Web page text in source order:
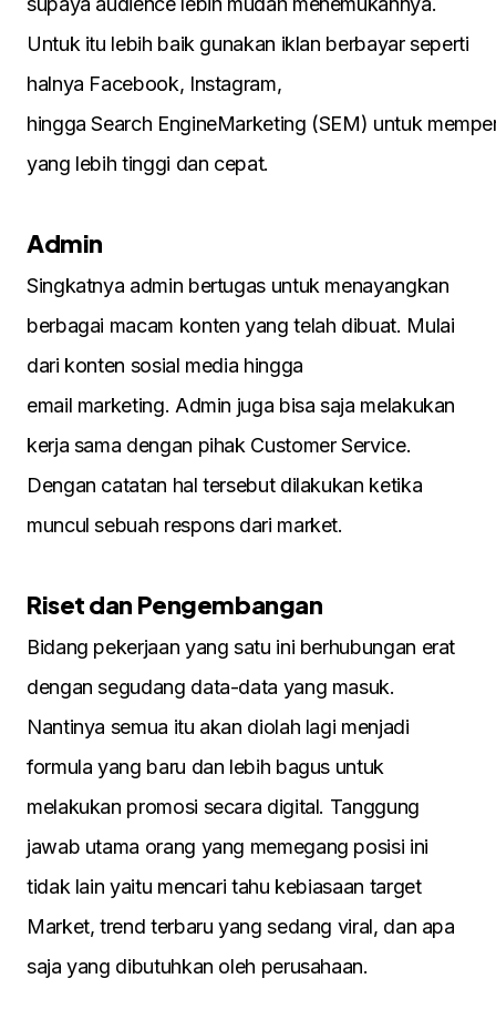
Untuk itu lebih baik gunakan iklan berbayar seperti
halnya Facebook, Instagram,
hingga Search EngineMarketing (SEM) untuk
yang lebih tinggi dan cepat.
Admin
Singkatnya admin bertugas untuk menayangkan
berbagai macam konten yang telah dibuat. Mulai
dari konten sosial media hingga
email marketing. Admin juga bisa saja melakukan
kerja sama dengan pihak Customer Service.
Dengan catatan hal tersebut dilakukan ketika
muncul sebuah respons dari market.
Riset dan Pengembangan
Bidang pekerjaan yang satu ini berhubungan erat
dengan segudang data-data yang masuk.
Nantinya semua itu akan diolah lagi menjadi
formula yang baru dan lebih bagus untuk
melakukan promosi secara digital. Tanggung
jawab utama orang yang memegang posisi ini
tidak lain yaitu mencari tahu kebiasaan target
Market, trend terbaru yang sedang viral, dan apa
saja yang dibutuhkan oleh perusahaan.